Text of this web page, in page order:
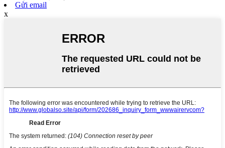
Gửi email
x